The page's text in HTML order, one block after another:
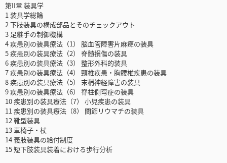
第II章 装具学
1 装具学総論
2 下肢装具の構成部品とそのチェックアウト
3 足継手の制御機構
4 疾患別の装具療法（1） 脳血管障害片麻痺の装具
5 疾患別の装具療法（2） 脊髄損傷の装具
6 疾患別の装具療法（3） 整形外科的装具
7 疾患別の装具療法（4） 頸椎疾患・胸腰椎疾患の装具
8 疾患別の装具療法（5） 末梢神経障害の装具
9 疾患別の装具療法（6） 脊柱側弯症の装具
10 疾患別の装具療法（7） 小児疾患の装具
11 疾患別の装具療法（8） 関節リウマチの装具
12 靴型装具
13 車椅子・杖
14 義肢装具の給付制度
15 短下肢装具装着における歩行分析